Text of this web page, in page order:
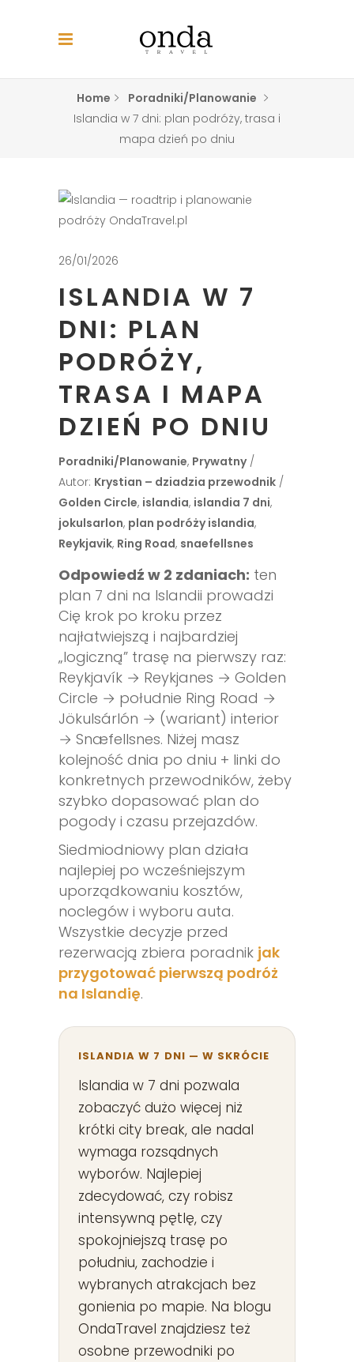
Home
Poradniki/Planowanie
Islandia w 7 dni: plan podróży, trasa i
mapa dzień po dniu
26/01/2026
ISLANDIA W 7
DNI: PLAN
PODRÓŻY,
TRASA I MAPA
DZIEŃ PO DNIU
Poradniki/Planowanie, Prywatny
Autor: Krystian – dziadzia przewodnik
Golden Circle, islandia, islandia 7 dni,
jokulsarlon, plan podróży islandia,
Reykjavik, Ring Road, snaefellsnes
Odpowiedź w 2 zdaniach: ten
plan 7 dni na Islandii prowadzi
Cię krok po kroku przez
najłatwiejszą i najbardziej
„logiczną” trasę na pierwszy raz:
Reykjavík → Reykjanes → Golden
Circle → południe Ring Road →
Jökulsárlón → (wariant) interior
→ Snæfellsnes. Niżej masz
kolejność dnia po dniu + linki do
konkretnych przewodników, żeby
szybko dopasować plan do
pogody i czasu przejazdów.
Siedmiodniowy plan działa
najlepiej po wcześniejszym
uporządkowaniu kosztów,
noclegów i wyboru auta.
Wszystkie decyzje przed
rezerwacją zbiera poradnik jak
przygotować pierwszą podróż
na Islandię.
ISLANDIA W 7 DNI — W SKRÓCIE
Islandia w 7 dni pozwala
zobaczyć dużo więcej niż
krótki city break, ale nadal
wymaga rozsądnych
wyborów. Najlepiej
zdecydować, czy robisz
intensywną pętlę, czy
spokojniejszą trasę po
południu, zachodzie i
wybranych atrakcjach bez
gonienia po mapie. Na blogu
OndaTravel znajdziesz też
osobne przewodniki po